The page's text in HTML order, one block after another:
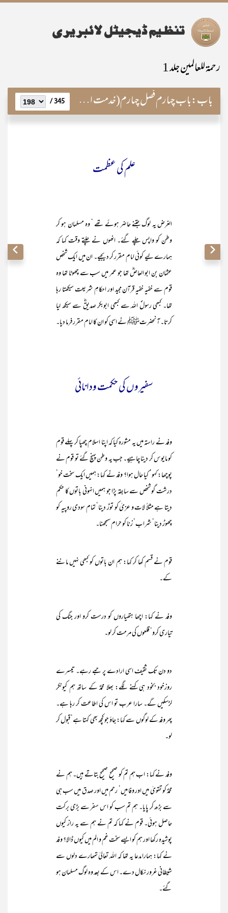
رحمۃ للعالمین جلد 1
باب:باب چہارم فصل چہارم(خدمت اقدسؐ میں وفود کی آمد) 345 /
علم کی عظمت
الغرض یہ لوگ جتنے حاضر ہوئے تھے ‘ وہ مسلمان ہو کر
وطن کو واپس چلے گئے۔ انھوں نے چلتے وقت کہا کہ
ہمارے لیے کوئی امام مقرر کر دیجیے۔ ان میں ایک شخص
عثمان بن ابو العاصؓ تھا جو عمر میں سب سے چھوٹا تھا وہ
قوم سے خفیہ خفیہ قرآن مجید اور احکامِ شریعت سیکھتا رہا
تھا۔ کبھی رسولؐ اللہ سے کبھی ابوبکر صدیقؓ سے سیکھ لیا
کرتا۔ آنحضرتﷺ نے اسی کو ان کا امام مقرر فرما دیا۔
سفیروں کی حکمت ودانائی
وفد نے راستہ میں یہ مشورہ کیا کہ اپنا اسلام چھپا کر پہلے قوم
کو مایوس کر دینا چاہیے۔ جب یہ وطن پہنچ گئے تو قوم نے
پوچھا: کہو‘ کیا حال ہوا؟ وفد نے کہا: ہمیں ایک سخت خو‘
درشت گو شخص سے سابقہ پڑا جو ہمیں انہونی باتوں کا حکم
دیتا ہے مثلاً لات و عزیٰ کو توڑ دینا‘ تمام سودی روپیہ کو
چھوڑ دینا‘ شراب‘ زنا کو حرام سمجھنا۔
قوم نے قسم کھا کر کہا: ہم ان باتوں کو کبھی نہیں ماننے
کے۔
وفد نے کہا: اچھا ہتھیاروں کو درست کرو اور جنگ کی
تیاری کرو‘ قلعوں کی مرمت کر لو۔
دو دن تک ثقیف اسی ارادے پر جمے رہے۔ تیسرے
روزخود بخود ہی کہنے لگے: بھلا محمدؐ کے ساتھ ہم کیونکر
لڑسکیں گے۔ سارا عرب تو اس کی اطاعت کر رہا ہے۔
پھر وفد کے لوگوں سے کہا: جاؤ جو کچھ بھی کہتا ہے‘ قبول کر
لو۔
وفد نے کہا: اب ہم تم کو صحیح صحیح بتاتے ہیں۔ ہم نے
محمدؐ کو تقویٰ میں اور وفا میں‘ رحم میں اور صدق میں سب ہی
سے بڑھ کر پایا۔ ہم تم سب کو اس سفر سے بڑی برکت
حاصل ہوئی۔ قوم نے کہا کہ تم نے ہم سے یہ راز کیوں
پوشیدہ رکھا اور ہم کو ایسے سخت غم و الم میں کیوں ڈالا؟ وفد
نے کہا: ہمارا مدعا یہ تھا کہ اللہ تعالیٰ تمھارے دلوں سے
شیطانی غرور نکال دے۔ اس کے بعد وہ لوگ مسلمان ہو
گئے۔